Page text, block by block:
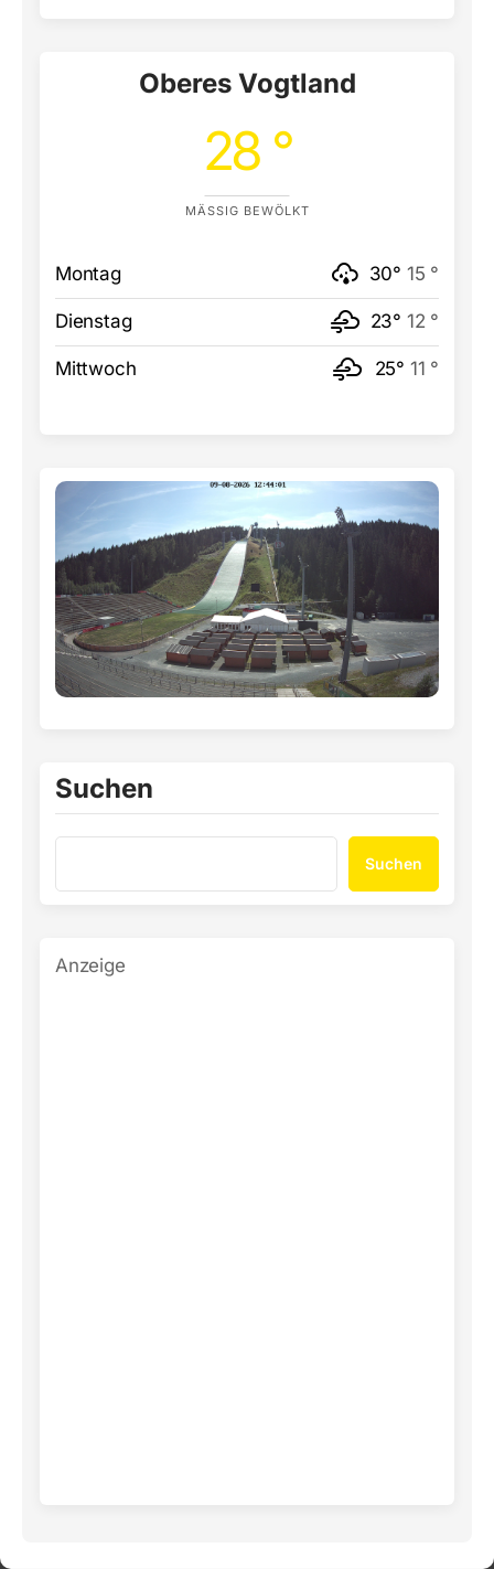
Oberes Vogtland
28 °
MÄSSIG BEWÖLKT
Montag 30° 15 °
Dienstag 23° 12 °
Mittwoch 25° 11 °
Suchen
Suchen
Anzeige